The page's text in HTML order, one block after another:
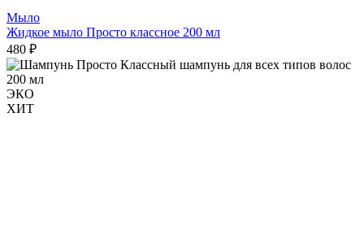
Мыло
Жидкое мыло Просто классное 200 мл
480 ₽
ЭКО
ХИТ